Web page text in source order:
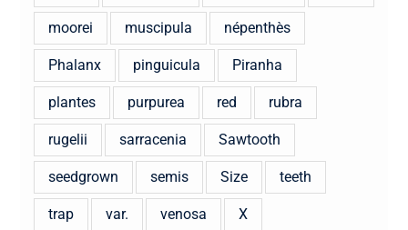
moorei muscipula népenthès
Phalanx pinguicula Piranha
plantes purpurea red rubra
rugelii sarracenia Sawtooth
seedgrown semis Size teeth
trap var. venosa X